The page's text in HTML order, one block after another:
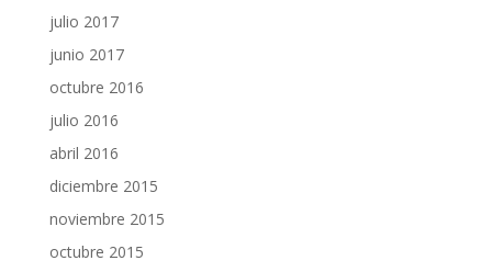
julio 2017
junio 2017
octubre 2016
julio 2016
abril 2016
diciembre 2015
noviembre 2015
octubre 2015